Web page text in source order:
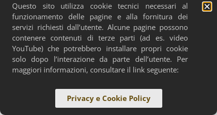
Privacy Policy Cookie Policy Accessibilità
Questo sito utilizza cookie tecnici necessari al
funzionamento delle pagine e alla fornitura dei
servizi richiesti dall’utente. Alcune pagine possono
contenere contenuti di terze parti (ad es. video
YouTube) che potrebbero installare propri cookie
solo dopo l’interazione da parte dell’utente. Per
maggiori informazioni, consultare il link seguente:
Privacy e Cookie Policy